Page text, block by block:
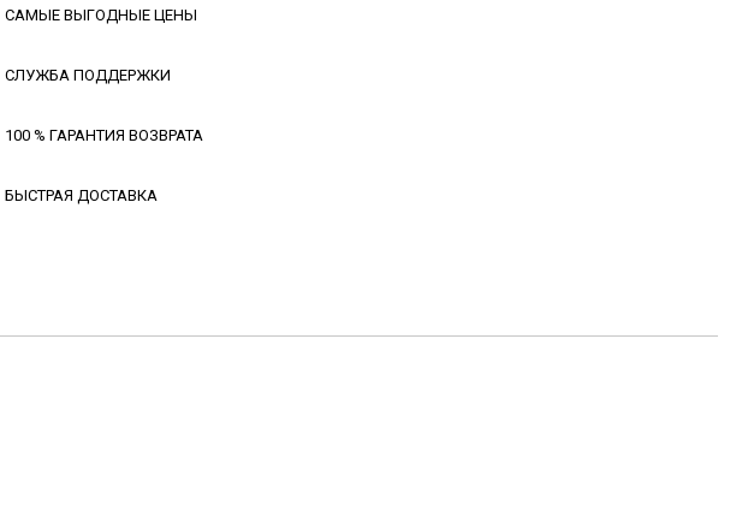
САМЫЕ ВЫГОДНЫЕ ЦЕНЫ
СЛУЖБА ПОДДЕРЖКИ
100 % ГАРАНТИЯ ВОЗВРАТА
БЫСТРАЯ ДОСТАВКА